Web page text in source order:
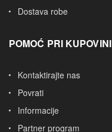
Dostava robe
POMOĆ PRI KUPOVINI
Kontaktirajte nas
Povrati
Informacije
Partner program